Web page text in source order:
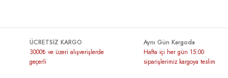
ÜCRETSİZ KARGO
3000₺ ve üzeri alışverişlerde
geçerli
Aynı Gün Kargoda
Hafta içi her gün 15:00
siparişlerimiz kargoya teslim